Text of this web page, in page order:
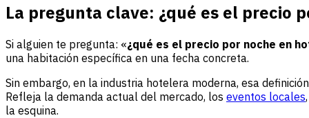
La pregunta clave: ¿qué es el precio
Si alguien te pregunta: «¿qué es el precio por noche en
una habitación específica en una fecha concreta.
Sin embargo, en la industria hotelera moderna, esa
Refleja la demanda actual del mercado, los eventos locales
la esquina.